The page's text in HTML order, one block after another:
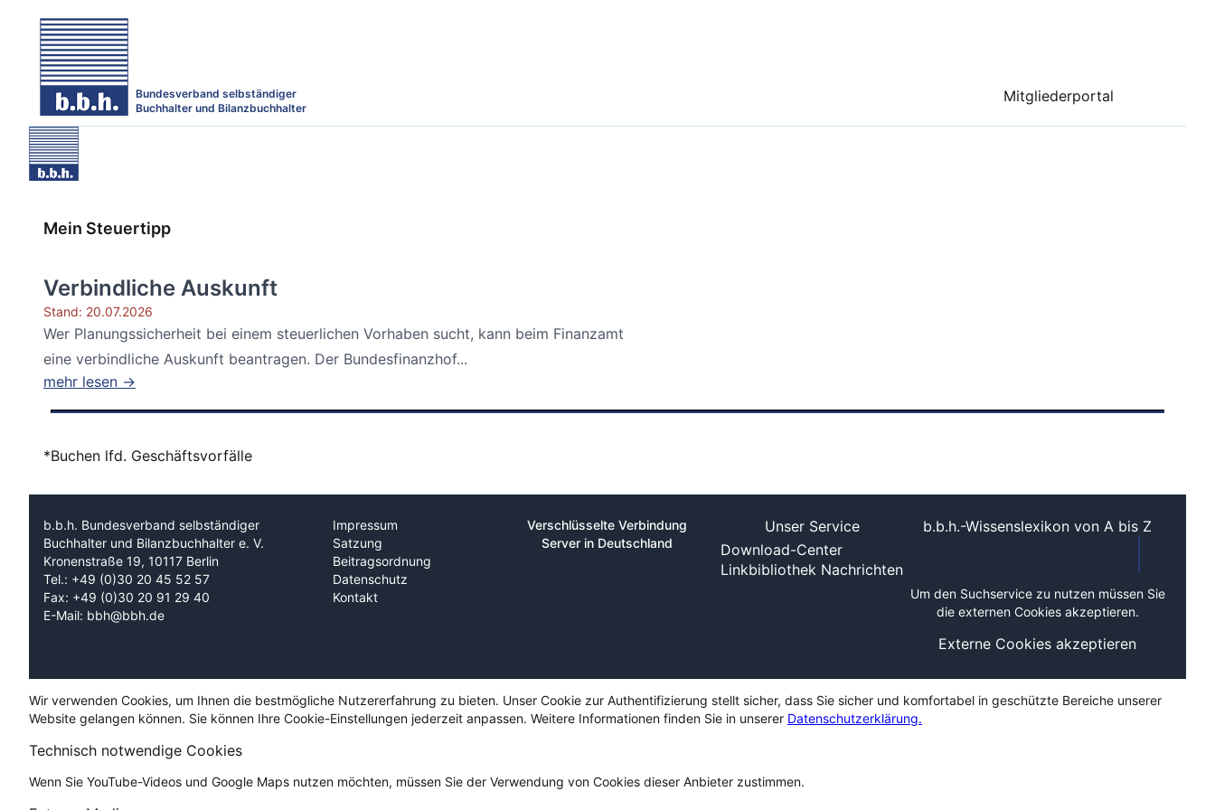
Bundesverband selbständiger
Buchhalter und Bilanzbuchhalter
Mitgliederportal
Mein Steuertipp
Verbindliche Auskunft
Stand: 20.07.2026
Wer Planungssicherheit bei einem steuerlichen Vorhaben sucht, kann beim Finanzamt
eine verbindliche Auskunft beantragen. Der Bundesfinanzhof...
mehr lesen →
*Buchen lfd. Geschäftsvorfälle
b.b.h. Bundesverband selbständiger
Buchhalter und Bilanzbuchhalter e. V.
Kronenstraße 19, 10117 Berlin
Tel.: +49 (0)30 20 45 52 57
Fax: +49 (0)30 20 91 29 40
E-Mail: bbh@bbh.de
Impressum
Satzung
Beitragsordnung
Datenschutz
Kontakt
Verschlüsselte Verbindung
Server in Deutschland
Unser Service
Download-Center
Linkbibliothek Nachrichten
b.b.h.-Wissenslexikon von A bis Z
Um den Suchservice zu nutzen müssen Sie
die externen Cookies akzeptieren.
Externe Cookies akzeptieren
Wir verwenden Cookies, um Ihnen die bestmögliche Nutzererfahrung zu bieten. Unser Cookie zur Authentifizierung stellt sicher, dass Sie sicher und komfortabel in geschützte Bereiche unserer
Website gelangen können. Sie können Ihre Cookie-Einstellungen jederzeit anpassen. Weitere Informationen finden Sie in unserer Datenschutzerklärung.
Technisch notwendige Cookies
Wenn Sie YouTube-Videos und Google Maps nutzen möchten, müssen Sie der Verwendung von Cookies dieser Anbieter zustimmen.